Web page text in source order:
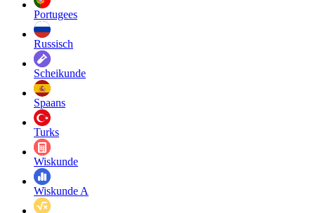
Portugees
Russisch
Scheikunde
Spaans
Turks
Wiskunde
Wiskunde A